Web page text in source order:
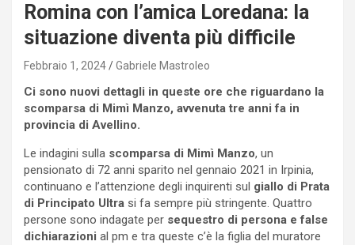
Romina con l’amica Loredana: la
situazione diventa più difficile
Febbraio 1, 2024 Gabriele Mastroleo
Ci sono nuovi dettagli in queste ore che riguardano la
scomparsa di Mimì Manzo, avvenuta tre anni fa in
provincia di Avellino.
Le indagini sulla scomparsa di Mimì Manzo, un
pensionato di 72 anni sparito nel gennaio 2021 in Irpinia,
continuano e l’attenzione degli inquirenti sul giallo di Prata
di Principato Ultra si fa sempre più stringente. Quattro
persone sono indagate per sequestro di persona e false
dichiarazioni al pm e tra queste c’è la figlia del muratore